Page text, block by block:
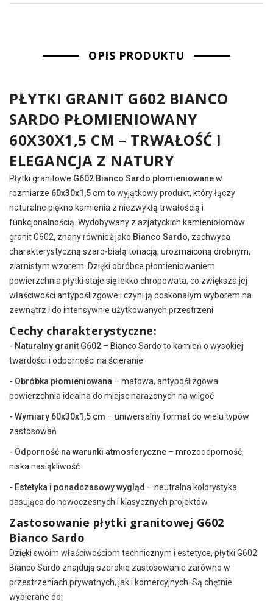
OPIS PRODUKTU
PŁYTKI GRANIT G602 BIANCO
SARDO PŁOMIENIOWANY
60X30X1,5 CM – TRWAŁOŚĆ I
ELEGANCJA Z NATURY
Płytki granitowe G602 Bianco Sardo płomieniowanew
rozmiarze 60x30x1,5 cm to wyjątkowy produkt, który łączy
naturalne piękno kamienia z niezwykłą trwałością i
funkcjonalnością. Wydobywany z azjatyckich kamieniołomów
granit G602, znany również jako Bianco Sardo, zachwyca
charakterystyczną szaro-białą tonacją, urozmaiconą drobnym,
ziarnistym wzorem. Dzięki obróbce płomieniowaniem
powierzchnia płytki staje się lekko chropowata, co zwiększa jej
właściwości antypoślizgowe i czyni ją doskonałym wyborem na
zewnątrz i do intensywnie użytkowanych przestrzeni.
Cechy charakterystyczne:
- Naturalny granit G602 – Bianco Sardo to kamień o wysokiej
twardości i odporności na ścieranie
- Obróbka płomieniowana – matowa, antypoślizgowa
powierzchnia idealna do miejsc narażonych na wilgoć
- Wymiary 60x30x1,5 cm – uniwersalny format do wielu typów
zastosowań
- Odporność na warunki atmosferyczne – mrozoodporność,
niska nasiąkliwość
- Estetyka i ponadczasowy wygląd – neutralna kolorystyka
pasująca do nowoczesnych i klasycznych projektów
Zastosowanie płytki granitowej G602
Bianco Sardo
Dzięki swoim właściwościom technicznym i estetyce, płytki G602
Bianco Sardo znajdują szerokie zastosowanie zarówno w
przestrzeniach prywatnych, jak i komercyjnych. Są chętnie
wybierane do: